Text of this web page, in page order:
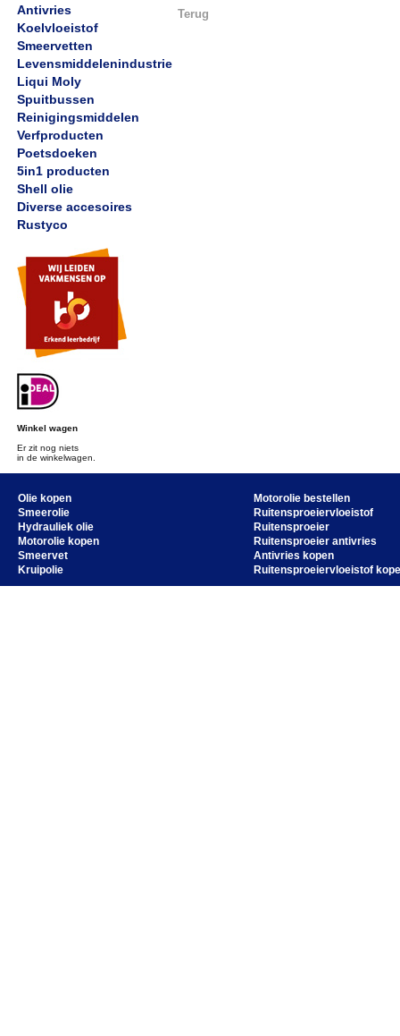
Antivries
Koelvloeistof
Smeervetten
Levensmiddelenindustrie
Liqui Moly
Spuitbussen
Reinigingsmiddelen
Verfproducten
Poetsdoeken
5in1 producten
Shell olie
Diverse accesoires
Rustyco
Winkel wagen
Er zit nog niets
in de winkelwagen.
Terug
Olie kopen
Smeerolie
Hydrauliek olie
Motorolie kopen
Smeervet
Kruipolie
Motorolie bestellen
Ruitensproeiervloeistof
Ruitensproeier
Ruitensproeier antivries
Antivries kopen
Ruitensproeiervloeistof